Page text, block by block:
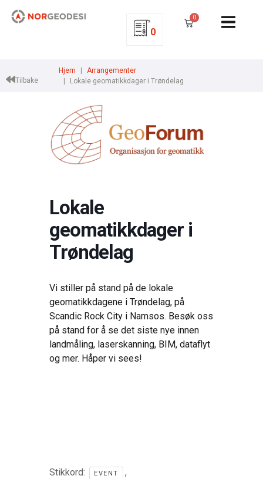
0
0
Tilbake
Hjem
Arrangementer
Lokale geomatikkdager i Trøndelag
Lokale
geomatikkdager i
Trøndelag
Vi stiller på stand på de lokale
geomatikkdagene i Trøndelag, på
Scandic Rock City i Namsos. Besøk oss
på stand for å se det siste nye innen
landmåling, laserskanning, BIM, dataflyt
og mer. Håper vi sees!
Stikkord: EVENT ,